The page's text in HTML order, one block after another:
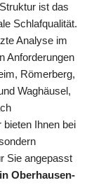
ist das
Schlafqualität.
Analyse im
Anforderungen
Römerberg,
Waghäusel,
Ihnen bei
Sie angepasst
Oberhausen-